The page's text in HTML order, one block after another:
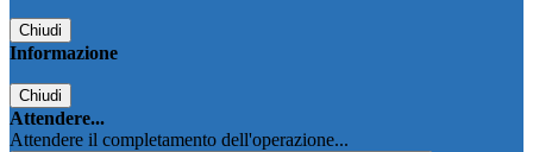
Chiudi
Informazione
Chiudi
Attendere...
Attendere il completamento dell'operazione...